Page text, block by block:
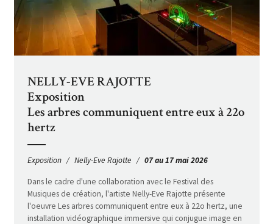
NELLY-EVE RAJOTTE
Exposition
Les arbres communiquent entre eux à 22o
hertz
Exposition Nelly-Eve Rajotte 07 au 17 mai 2026
Dans le cadre d'une collaboration avec le Festival des
Musiques de création, l'artiste Nelly-Eve Rajotte présente
l'oeuvre Les arbres communiquent entre eux à 22o hertz, une
installation vidéographique immersive qui conjugue image en